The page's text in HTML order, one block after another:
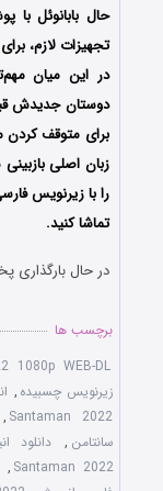
حال بابانوئل
تجهیزات لازم،
در این میان
دوستان جدیدش
برای متوقف کردن
زبان اصلی
را با زیرنویس
تماشا کنید.
در حال بارگذاری
برچسب ها
1080p WEB-DL
زیرنویس چسبیده ,
Santaman 2022
,
سانتامن , دانلود
Santaman 2022
,